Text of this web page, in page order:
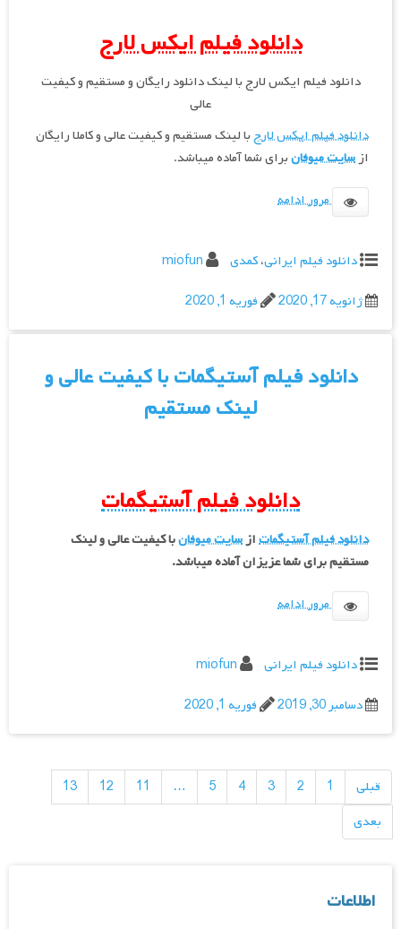
دانلود فیلم ایکس لارج
دانلود فیلم ایکس لارج با لینک دانلود رایگان و مستقیم و کیفیت
عالی
دانلود فیلم ایکس لارجبا لینک مستقیم و کیفیت عالی و کاملا رایگان
ازسایت میوفانبرای شما آماده میباشد.
مرور ادامه
دانلود فیلم ایرانی،کمدی
miofun
ژانویه 17, 2020
فوریه 1, 2020
دانلود فیلم آستیگمات با کیفیت عالی و
لینک مستقیم
دانلود فیلم آستیگمات
دانلود فیلم آستیگماتازسایت میوفانبا کیفیت عالی و لینک
مستقیم برای شما عزیزان آماده میباشد.
مرور ادامه
دانلود فیلم ایرانی
miofun
دسامبر 30, 2019
فوریه 1, 2020
راهبری
نوشته‌ها
قبلی 1
2
3
4
5
…
11
12
13
بعدی
اطلاعات